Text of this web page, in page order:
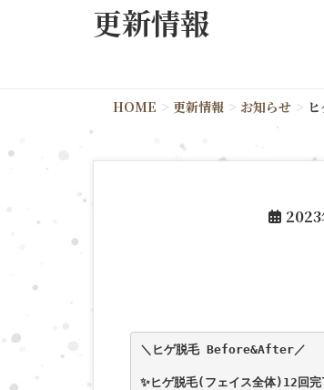
更新情報
HOME 更新情報 お知らせ
2023
＼ヒゲ脱毛 Before&After／
✨ヒゲ脱毛(フェイス全体)12回完